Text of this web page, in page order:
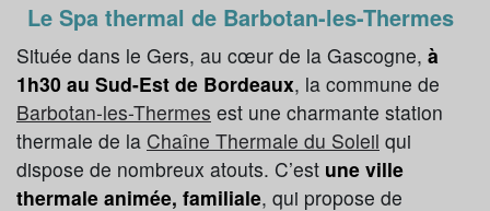
Le Spa thermal de Barbotan-les-Thermes
Située dans le Gers, au cœur de la Gascogne, à
1h30 au Sud-Est de Bordeaux, la commune de
Barbotan-les-Thermes est une charmante station
thermale de la Chaîne Thermale du Soleil qui
dispose de nombreux atouts. C’est une ville
thermale animée, familiale, qui propose de